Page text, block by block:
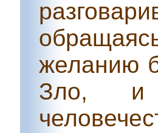
желанию
Зло, и